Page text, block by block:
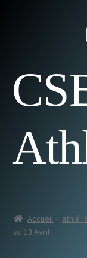
Accueil
au 13 Avril